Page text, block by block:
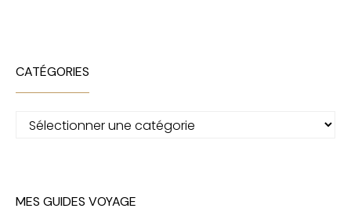
CATÉGORIES
Catégories
MES GUIDES VOYAGE